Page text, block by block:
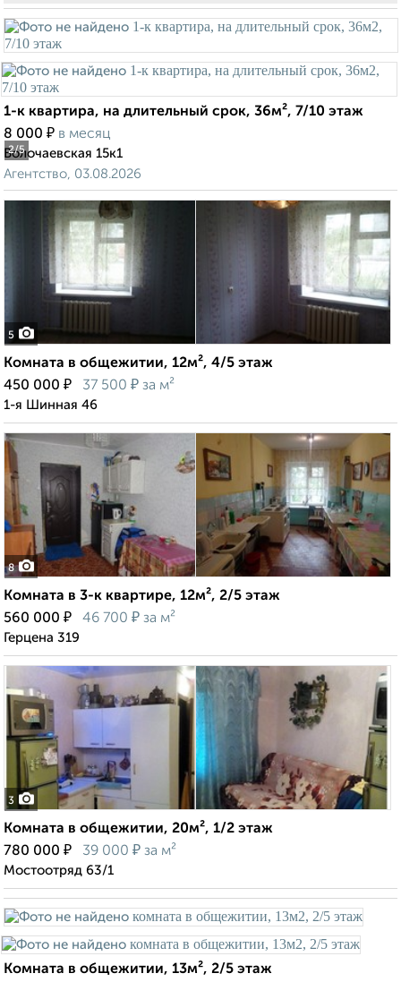
2/5
1-к квартира, на длительный срок, 36м², 7/10 этаж
8 000 ₽ в месяц
Волочаевская 15к1
Агентство, 03.08.2026
5
Комната в общежитии, 12м², 4/5 этаж
450 000 ₽ 37 500 ₽ за м²
1-я Шинная 46
8
Комната в 3-к квартире, 12м², 2/5 этаж
560 000 ₽ 46 700 ₽ за м²
Герцена 319
3
Комната в общежитии, 20м², 1/2 этаж
780 000 ₽ 39 000 ₽ за м²
Мостоотряд 63/1
Комната в общежитии, 13м², 2/5 этаж